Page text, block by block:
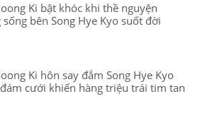
Ki bật khóc khi thề nguyện
sống bên Song Hye Kyo suốt đời
Ki hôn say đắm Song Hye Kyo
cưới khiến hàng triệu trái tim tan